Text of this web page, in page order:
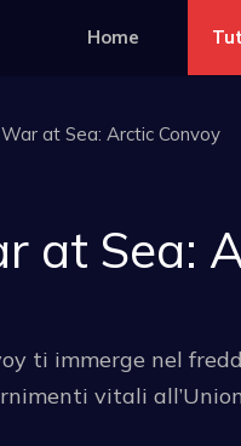
Home
at Sea: Arctic Convoy
at Sea:
ti immerge nel
vitali